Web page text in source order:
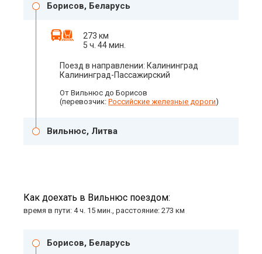
Борисов, Беларусь
273 км
5 ч. 44 мин.
Поезд в направлении: Калининград
Калининград-Пассажирский
От Вильнюс до Борисов
(перевозчик: Российские железные дороги)
Вильнюс, Литва
Как доехать в Вильнюс поездом:
время в пути: 4 ч. 15 мин., расстояние: 273 км
Борисов, Беларусь